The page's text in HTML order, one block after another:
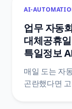
AI-
업무 자동
대체공휴
특일정보
매일 도는 자
곤란했다면